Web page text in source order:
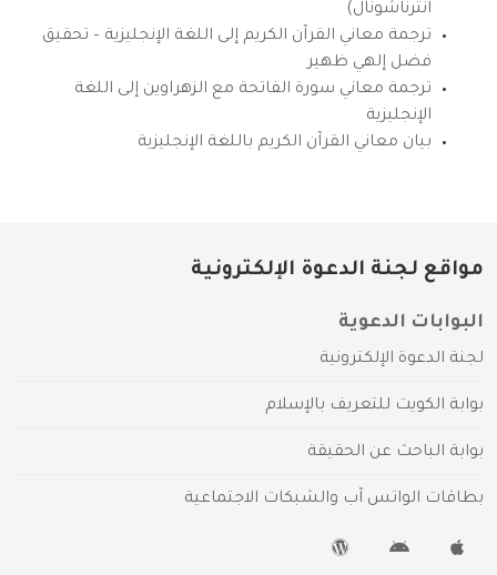
انترناشونال)
ترجمة معاني القرآن الكريم إلى اللغة الإنجليزية – تحقيق
فضل إلهي ظهير
ترجمة معاني سورة الفاتحة مع الزهراوين إلى اللغة
الإنجليزية
بيان معاني القرآن الكريم باللغة الإنجليزية
مواقع لجنة الدعوة الإلكترونية
البوابات الدعوية
لجنة الدعوة الإلكترونية
بوابة الكويت للتعريف بالإسلام
بوابة الباحث عن الحقيقة
بطاقات الواتس آب والشبكات الاجتماعية